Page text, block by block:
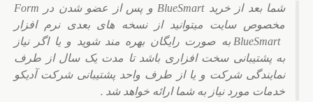
شما بعد از خرید BlueSmart و پس از عضو شدن در Form
مخصوص سایت میتوانید از نسخه های بعدی نرم افزار
BlueSmart به صورت رایگان بهره مند شوید و یا اگر نیاز
به پشتیبانی سخت افزاری باشد تا مدت یک سال از طرف
نمایندگی شرکت و یا از طرف واحد پشتیبانی شرکت آدیکو
خدمات مورد نیاز به شما ارائه خواهد شد .